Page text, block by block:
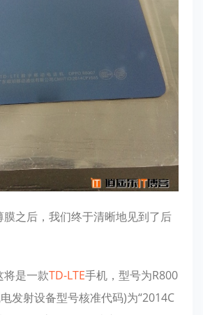
之后，我们终于清晰地见到了后
将是一款TD-LTE手机，型号为R800
发射设备型号核准代码)为“2014C